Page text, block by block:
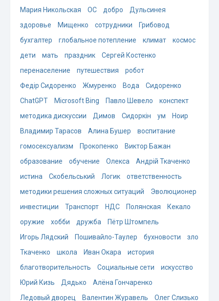
Мария Никольская
ОС добро
Дульсинея
здоровье
Мищенко сотрудники
Грибовод
бухгалтер
глобальное потепление климат
космос
дети
мать праздник
Сергей Костенко
перенаселение
путешествия
робот
Федір Сидоренко
Жмуренко Вода
Сидоренко
ChatGPT
Microsoft Bing Павло Шевело
конспект
методика дискуссии
Димов Сидоркін ум
Ноир
Владимир Тарасов
Алина Бушер
воспитание
гомосексуализм
Прокопенко
Виктор Бажан
образование
обучение Олекса
Андрій Ткаченко
истина
Скобельський Логик
ответственность
методики решения сложных ситуаций
Эволюционер
инвестиции
Транспорт НДС Полянская
Кекало
оружие
хобби дружба
Пётр Штомпель
Игорь Лядский
Пошивайло-Таулер бухновости
зло
Ткаченко
школа Иван Окара
история
благотворительность
Социальные сети
искусство
Юрий Кизь
Дядько
Алёна Гончаренко
Ледовый дворец
Валентин Журавель
Олег Слизько